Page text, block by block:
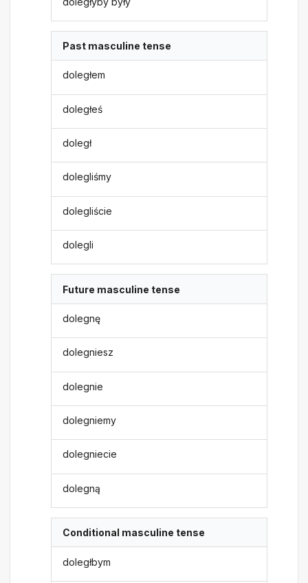
Past masculine tense
doległem
doległeś
doległ
dolegliśmy
dolegliście
dolegli
Future masculine tense
dolegnę
dolegniesz
dolegnie
dolegniemy
dolegniecie
dolegną
Conditional masculine tense
doległbym